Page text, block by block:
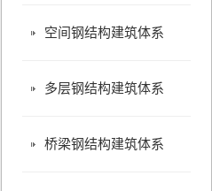
空间钢结构建筑体系
多层钢结构建筑体系
桥梁钢结构建筑体系